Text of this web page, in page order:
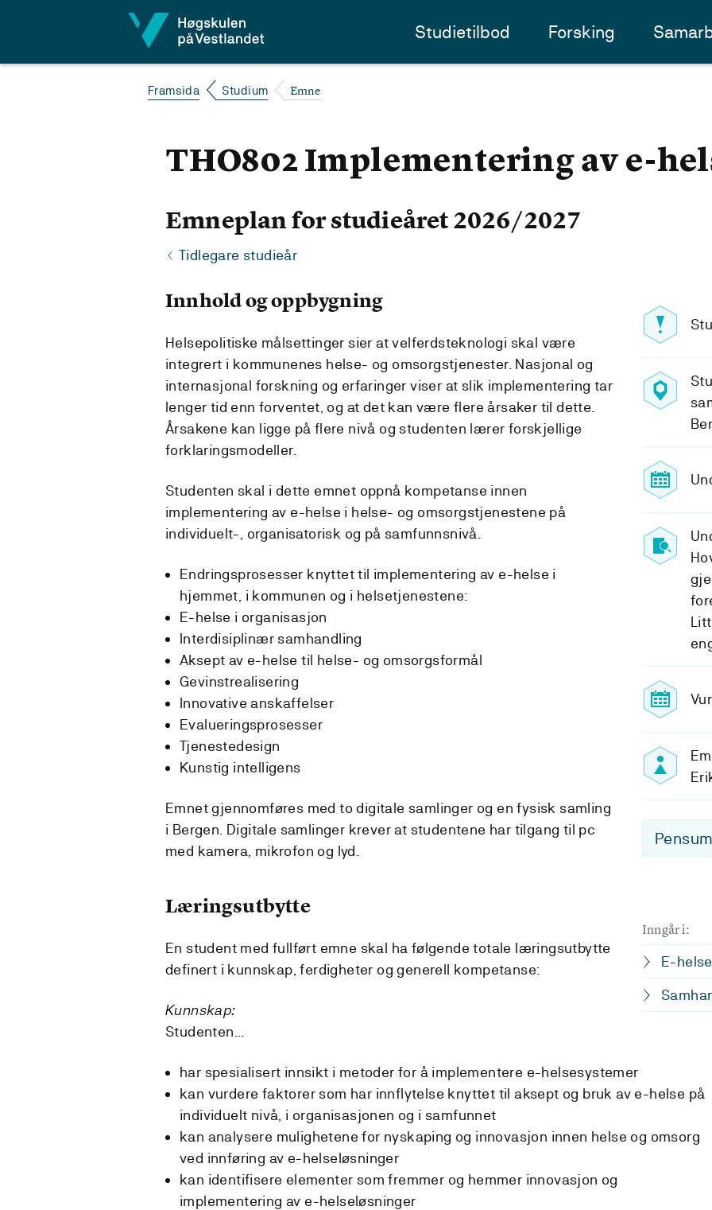
Studietilbod Forsking
Framsida Studium Emne
THO802 Implementering av e-
Emneplan for studieåret 2026/2027
Tidlegare studieår
Inngår i:
E-helse
Innhold og oppbygning
Helsepolitiske målsettinger sier at velferdsteknologi skal være
integrert i kommunenes helse- og omsorgstjenester. Nasjonal og
internasjonal forskning og erfaringer viser at slik implementering tar
lenger tid enn forventet, og at det kan være flere årsaker til dette.
Årsakene kan ligge på flere nivå og studenten lærer forskjellige
forklaringsmodeller.
Studenten skal i dette emnet oppnå kompetanse innen
implementering av e-helse i helse- og omsorgstjenestene på
individuelt-, organisatorisk og på samfunnsnivå.
Endringsprosesser knyttet til implementering av e-helse i
hjemmet, i kommunen og i helsetjenestene:
E-helse i organisasjon
Interdisiplinær samhandling
Aksept av e-helse til helse- og omsorgsformål
Gevinstrealisering
Innovative anskaffelser
Evalueringsprosesser
Tjenestedesign
Kunstig intelligens
Emnet gjennomføres med to digitale samlinger og en fysisk samling
i Bergen. Digitale samlinger krever at studentene har tilgang til pc
med kamera, mikrofon og lyd.
Læringsutbytte
En student med fullført emne skal ha følgende totale læringsutbytte
definert i kunnskap, ferdigheter og generell kompetanse:
Kunnskap:
Studenten...
har spesialisert innsikt i metoder for å implementere e-helsesystemer
kan vurdere faktorer som har innflytelse knyttet til aksept og bruk av e-helse på
individuelt nivå, i organisasjonen og i samfunnet
kan analysere mulighetene for nyskaping og innovasjon innen helse og omsorg
ved innføring av e-helseløsninger
kan identifisere elementer som fremmer og hemmer innovasjon og
implementering av e-helseløsninger